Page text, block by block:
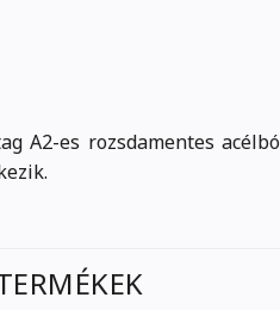
A2-es rozsdamentes